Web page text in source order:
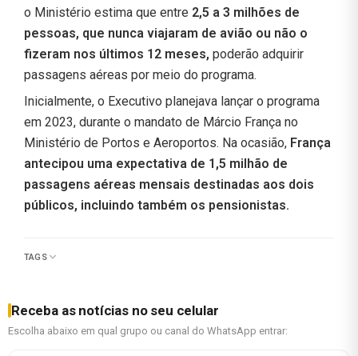
o Ministério estima que entre 2,5 a 3 milhões de
pessoas, que nunca viajaram de avião ou não o
fizeram nos últimos 12 meses, poderão adquirir
passagens aéreas por meio do programa.
Inicialmente, o Executivo planejava lançar o programa
em 2023, durante o mandato de Márcio França no
Ministério de Portos e Aeroportos. Na ocasião, França
antecipou uma expectativa de 1,5 milhão de
passagens aéreas mensais destinadas aos dois
públicos, incluindo também os pensionistas.
TAGS
Receba as notícias no seu celular
Escolha abaixo em qual grupo ou canal do WhatsApp entrar: